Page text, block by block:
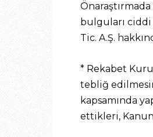
bulguları ciddi
Tic. A.Ş.
* Rekabet
tebliğ
kapsamında
ettikleri, Kanun